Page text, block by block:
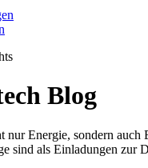
Blog
nur Energie, sondern
sind als Einladungen zur